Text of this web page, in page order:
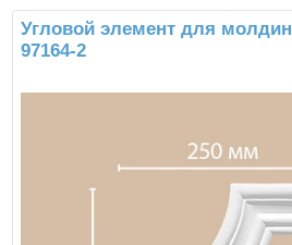
Угловой элемент для
97164-2